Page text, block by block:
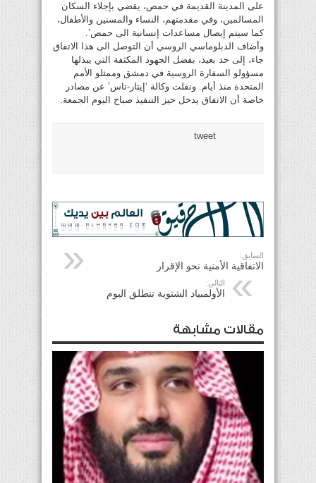
على المدينة القديمة في حمص، يقضي بإجلاء السكان
المسالمين، وفي مقدمتهم، النساء والمسنين والأطفال،
كما سيتم إيصال مساعدات إنسانية الى حمص’.
وأضاف الدبلوماسي الروسي أن التوصل الى هذا الاتفاق
جاء، إلى حد بعيد، بفضل الجهود المكثفة التي يبذلها
مسؤولو السفارة الروسية في دمشق وممثلو الأمم
المتحدة منذ أيام. ونقلت وكالة ‘إيتار-تاس’ عن مصادر
خاصة أن الاتفاق يدخل حيز التنفيذ صباح اليوم الجمعة.
tweet
السابق:
الاتفاقية الأمنية نحو الإقرار
التالي:
الأولمبياد الشتوية تنطلق اليوم
مقالات مشابهة